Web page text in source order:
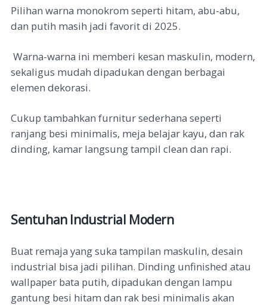
Pilihan warna monokrom seperti hitam, abu-abu,
dan putih masih jadi favorit di 2025.
Warna-warna ini memberi kesan maskulin, modern,
sekaligus mudah dipadukan dengan berbagai
elemen dekorasi.
Cukup tambahkan furnitur sederhana seperti
ranjang besi minimalis, meja belajar kayu, dan rak
dinding, kamar langsung tampil clean dan rapi.
Sentuhan Industrial Modern
Buat remaja yang suka tampilan maskulin, desain
industrial bisa jadi pilihan. Dinding unfinished atau
wallpaper bata putih, dipadukan dengan lampu
gantung besi hitam dan rak besi minimalis akan